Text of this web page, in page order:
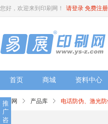
您好，欢迎来到印刷网！ 请登录 免费注册
首页 商城 资料中心
印刷网 产品库 电话防伪、激光
推
广
咨